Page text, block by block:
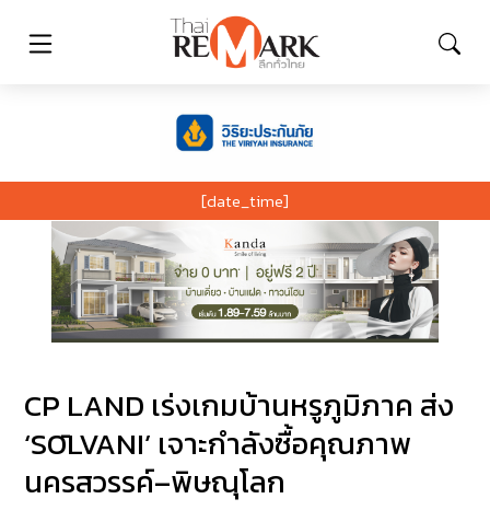
[date_time]
CP LAND เร่งเกมบ้านหรูภูมิภาค ส่ง
‘SŌLVANI’ เจาะกำลังซื้อคุณภาพ
นครสวรรค์–พิษณุโลก